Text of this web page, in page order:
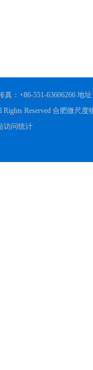
真：+86-551-63606266 地
Rights Reserved 合肥微尺
访问统计